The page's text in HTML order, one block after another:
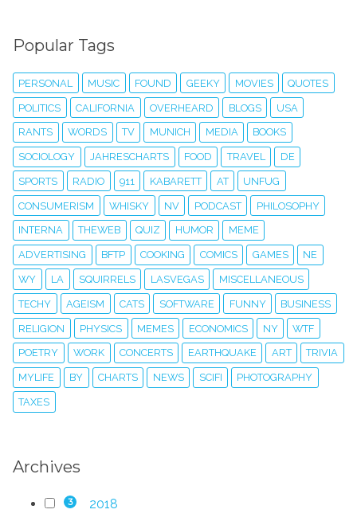
Popular Tags
PERSONAL MUSIC FOUND GEEKY MOVIES QUOTES
POLITICS CALIFORNIA OVERHEARD BLOGS USA
RANTS WORDS TV MUNICH MEDIA BOOKS
SOCIOLOGY JAHRESCHARTS FOOD TRAVEL DE
SPORTS RADIO 911 KABARETT AT UNFUG
CONSUMERISM WHISKY NV PODCAST PHILOSOPHY
INTERNA THEWEB QUIZ HUMOR MEME
ADVERTISING BFTP COOKING COMICS GAMES NE
WY LA SQUIRRELS LASVEGAS MISCELLANEOUS
TECHY AGEISM CATS SOFTWARE FUNNY BUSINESS
RELIGION PHYSICS MEMES ECONOMICS NY WTF
POETRY WORK CONCERTS EARTHQUAKE ART TRIVIA
MYLIFE BY CHARTS NEWS SCIFI PHOTOGRAPHY
TAXES
Archives
3 2018